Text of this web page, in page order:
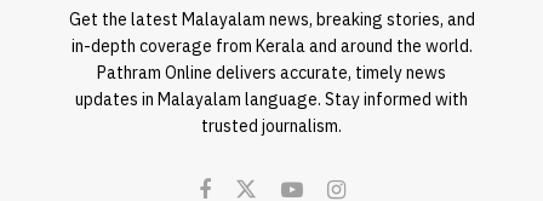
Get the latest Malayalam news, breaking stories, and
in-depth coverage from Kerala and around the world.
Pathram Online delivers accurate, timely news
updates in Malayalam language. Stay informed with
trusted journalism.